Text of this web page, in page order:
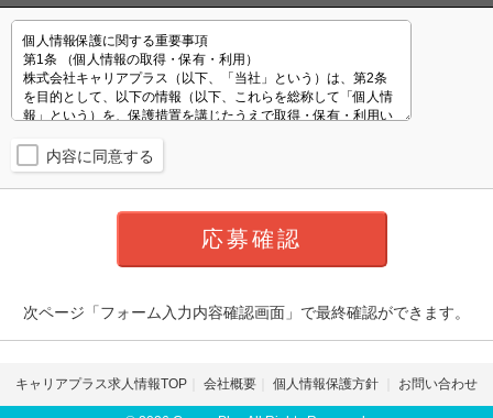
内容に同意する
次ページ「フォーム入力内容確認画面」で最終確認ができます。
キャリアプラス求人情報TOP 会社概要 個人情報保護方針 お問い合わせ